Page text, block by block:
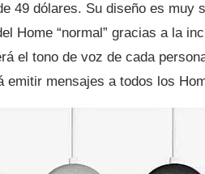
49 dólares. Su diseño es muy
Home “normal” gracias a la
el tono de voz de cada
emitir mensajes a todos los